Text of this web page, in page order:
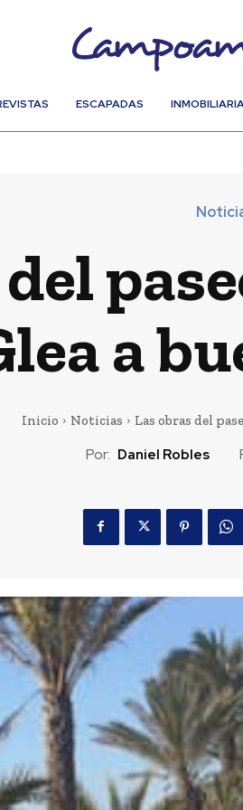
ESCAPADAS
a
Inicio Noticias Las obras del
Por: Daniel Robles